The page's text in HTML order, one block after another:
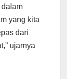
dalam
yang kita
dari
ujarnya